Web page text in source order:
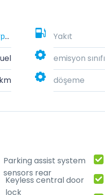
София, София-град, България Yakıt
emisyon sınıfı
döşeme
Parking assist system
sensors rear
Keyless central door
lock